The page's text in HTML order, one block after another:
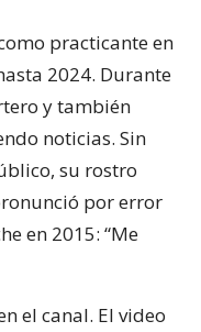
practicante en
2024. Durante
y también
noticias. Sin
su rostro
por error
en 2015: “Me
el canal. El video